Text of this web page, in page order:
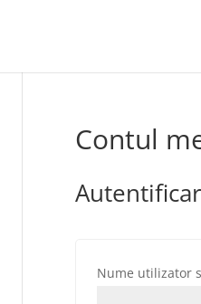
Contul
Nume utilizator